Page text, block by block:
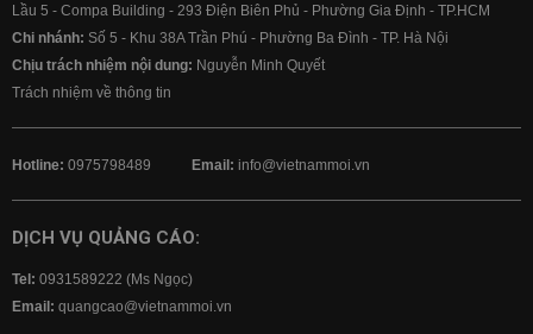
Lầu 5 - Compa Building - 293 Điện Biên Phủ - Phường Gia Định - TP.HCM
Chi nhánh: Số 5 - Khu 38A Trần Phú - Phường Ba Đình - TP. Hà Nội
Chịu trách nhiệm nội dung: Nguyễn Minh Quyết
Trách nhiệm về thông tin
Hotline: 0975798489 Email: info@vietnammoi.vn
DỊCH VỤ QUẢNG CÁO:
Tel: 0931589222 (Ms Ngọc)
Email: quangcao@vietnammoi.vn